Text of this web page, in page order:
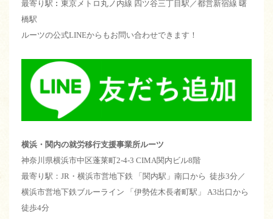
最寄り駅︰東京メトロ丸ノ内線 四ツ谷三丁目駅／都営新宿線 曙
橋駅
ルーツの公式LINEからもお問い合わせできます！
横浜・関内の就労移行支援事業所ルーツ
神奈川県横浜市中区蓬莱町2-4-3 CIMA関内ビル8階
最寄り駅：JR・横浜市営地下鉄 「関内駅」南口から 徒歩3分／
横浜市営地下鉄ブルーライン 「伊勢佐木長者町駅」 A3出口から
徒歩4分